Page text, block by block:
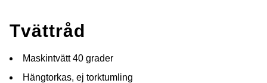
Tvättråd
Maskintvätt 40 grader
Hängtorkas, ej torktumling